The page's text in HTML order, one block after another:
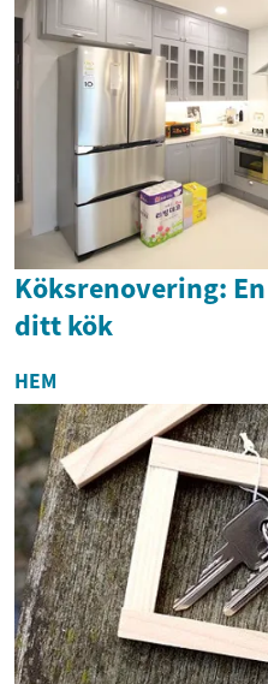
Köksrenovering:
ditt kök
HEM